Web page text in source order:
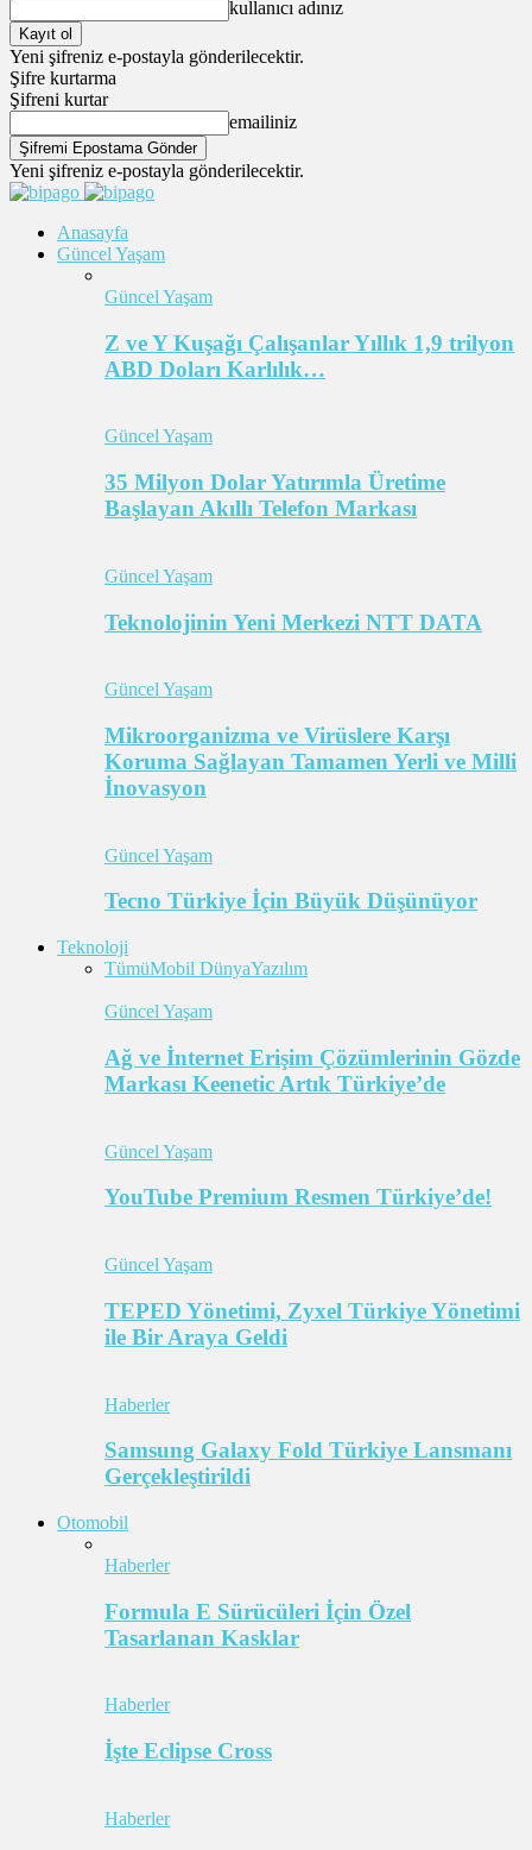
kullanıcı adınız
Yeni şifreniz e-postayla gönderilecektir.
Şifre kurtarma
Şifreni kurtar
emailiniz
Yeni şifreniz e-postayla gönderilecektir.
Anasayfa
Güncel Yaşam
Güncel Yaşam
Z ve Y Kuşağı Çalışanlar Yıllık 1,9 trilyon
ABD Doları Karlılık…
Güncel Yaşam
35 Milyon Dolar Yatırımla Üretime
Başlayan Akıllı Telefon Markası
Güncel Yaşam
Teknolojinin Yeni Merkezi NTT DATA
Güncel Yaşam
Mikroorganizma ve Virüslere Karşı
Koruma Sağlayan Tamamen Yerli ve Milli
İnovasyon
Güncel Yaşam
Tecno Türkiye İçin Büyük Düşünüyor
Teknoloji
TümüMobil DünyaYazılım
Güncel Yaşam
Ağ ve İnternet Erişim Çözümlerinin Gözde
Markası Keenetic Artık Türkiye’de
Güncel Yaşam
YouTube Premium Resmen Türkiye’de!
Güncel Yaşam
TEPED Yönetimi, Zyxel Türkiye Yönetimi
ile Bir Araya Geldi
Haberler
Samsung Galaxy Fold Türkiye Lansmanı
Gerçekleştirildi
Otomobil
Haberler
Formula E Sürücüleri İçin Özel
Tasarlanan Kasklar
Haberler
İşte Eclipse Cross
Haberler